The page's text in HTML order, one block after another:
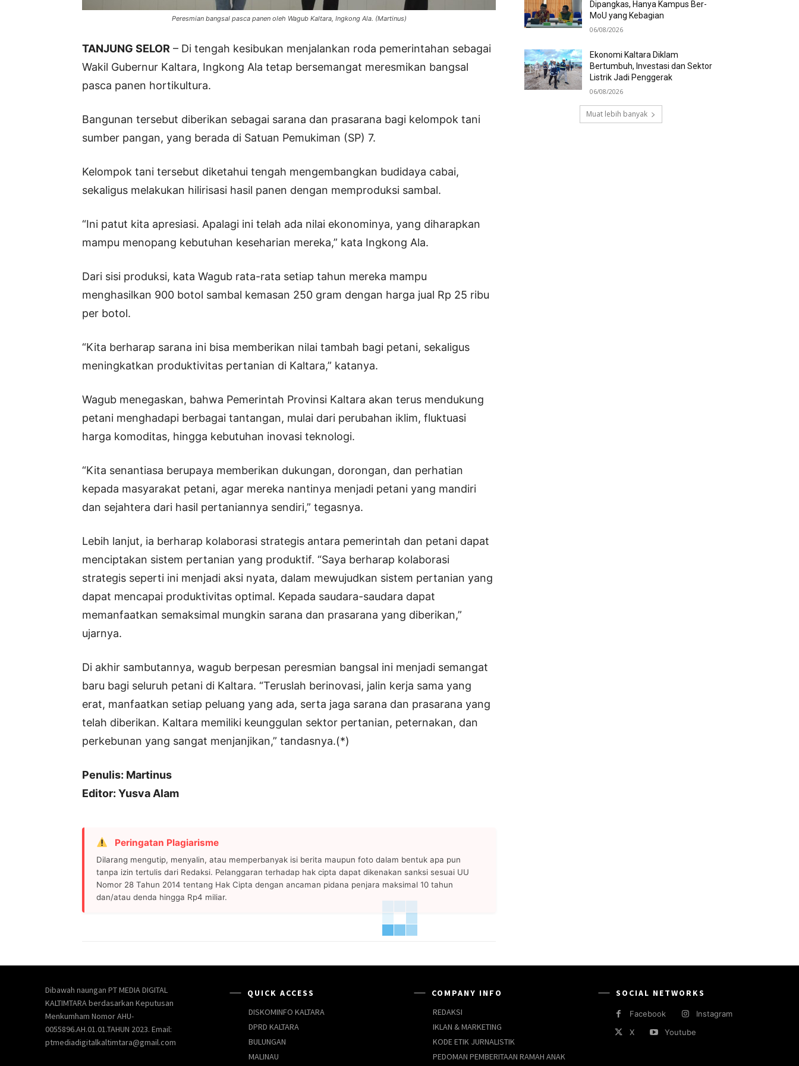
Peresmian bangsal pasca panen oleh Wagub Kaltara, Ingkong Ala. (Martinus)
TANJUNG SELOR – Di tengah kesibukan menjalankan roda pemerintahan sebagai
Wakil Gubernur Kaltara, Ingkong Ala tetap bersemangat meresmikan bangsal
pasca panen hortikultura.
Bangunan tersebut diberikan sebagai sarana dan prasarana bagi kelompok tani
sumber pangan, yang berada di Satuan Pemukiman (SP) 7.
Kelompok tani tersebut diketahui tengah mengembangkan budidaya cabai,
sekaligus melakukan hilirisasi hasil panen dengan memproduksi sambal.
“Ini patut kita apresiasi. Apalagi ini telah ada nilai ekonominya, yang diharapkan
mampu menopang kebutuhan keseharian mereka,” kata Ingkong Ala.
Dari sisi produksi, kata Wagub rata-rata setiap tahun mereka mampu
menghasilkan 900 botol sambal kemasan 250 gram dengan harga jual Rp 25 ribu
per botol.
“Kita berharap sarana ini bisa memberikan nilai tambah bagi petani, sekaligus
meningkatkan produktivitas pertanian di Kaltara,” katanya.
Wagub menegaskan, bahwa Pemerintah Provinsi Kaltara akan terus mendukung
petani menghadapi berbagai tantangan, mulai dari perubahan iklim, fluktuasi
harga komoditas, hingga kebutuhan inovasi teknologi.
“Kita senantiasa berupaya memberikan dukungan, dorongan, dan perhatian
kepada masyarakat petani, agar mereka nantinya menjadi petani yang mandiri
dan sejahtera dari hasil pertaniannya sendiri,” tegasnya.
Lebih lanjut, ia berharap kolaborasi strategis antara pemerintah dan petani dapat
menciptakan sistem pertanian yang produktif. “Saya berharap kolaborasi
strategis seperti ini menjadi aksi nyata, dalam mewujudkan sistem pertanian yang
dapat mencapai produktivitas optimal. Kepada saudara-saudara dapat
memanfaatkan semaksimal mungkin sarana dan prasarana yang diberikan,”
ujarnya.
Di akhir sambutannya, wagub berpesan peresmian bangsal ini menjadi semangat
baru bagi seluruh petani di Kaltara. “Teruslah berinovasi, jalin kerja sama yang
erat, manfaatkan setiap peluang yang ada, serta jaga sarana dan prasarana yang
telah diberikan. Kaltara memiliki keunggulan sektor pertanian, peternakan, dan
perkebunan yang sangat menjanjikan,” tandasnya.(*)
Penulis: Martinus
Editor: Yusva Alam
Peringatan Plagiarisme
Dilarang mengutip, menyalin, atau memperbanyak isi berita maupun foto dalam bentuk apa pun
tanpa izin tertulis dari Redaksi. Pelanggaran terhadap hak cipta dapat dikenakan sanksi sesuai UU
Nomor 28 Tahun 2014 tentang Hak Cipta dengan ancaman pidana penjara maksimal 10 tahun
dan/atau denda hingga Rp4 miliar.
Dipangkas, Hanya Kampus Ber-
MoU yang Kebagian
06/08/2026
Ekonomi Kaltara Diklam
Bertumbuh, Investasi dan Sektor
Listrik Jadi Penggerak
06/08/2026
Muat lebih banyak
Dibawah naungan PT MEDIA DIGITAL
KALTIMTARA berdasarkan Keputusan
Menkumham Nomor AHU-
0055896.AH.01.01.TAHUN 2023. Email:
ptmediadigitalkaltimtara@gmail.com
QUICK ACCESS
DISKOMINFO KALTARA
DPRD KALTARA
BULUNGAN
MALINAU
COMPANY INFO
REDAKSI
IKLAN & MARKETING
KODE ETIK JURNALISTIK
PEDOMAN PEMBERITAAN RAMAH ANAK
SOCIAL NETWORKS
Facebook
Instagram
X
Youtube